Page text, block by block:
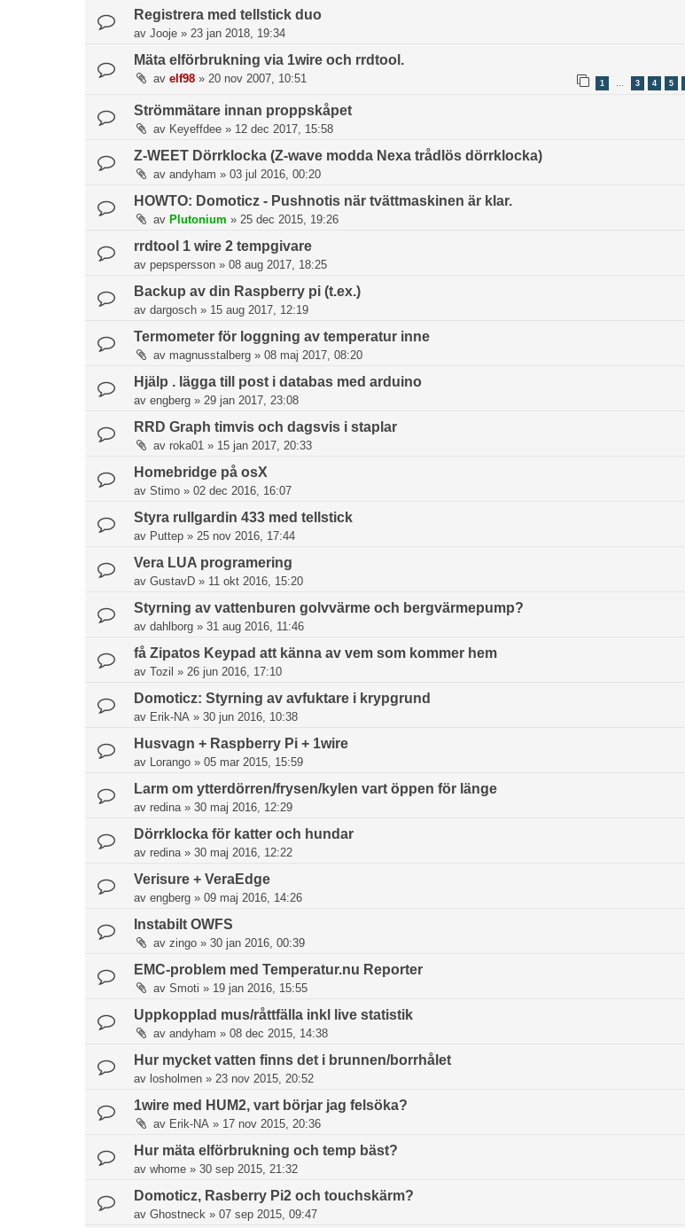
Registrera med tellstick duo
av Jooje » 23 jan 2018, 19:34
Mäta elförbrukning via 1wire och rrdtool.
av elf98 » 20 nov 2007, 10:51 1 … 3 4 5
Strömmätare innan proppskåpet
av Keyeffdee » 12 dec 2017, 15:58
Z-WEET Dörrklocka (Z-wave modda Nexa trådlös dörrklocka)
av andyham » 03 jul 2016, 00:20
HOWTO: Domoticz - Pushnotis när tvättmaskinen är klar.
av Plutonium » 25 dec 2015, 19:26
rrdtool 1 wire 2 tempgivare
av pepspersson » 08 aug 2017, 18:25
Backup av din Raspberry pi (t.ex.)
av dargosch » 15 aug 2017, 12:19
Termometer för loggning av temperatur inne
av magnusstalberg » 08 maj 2017, 08:20
Hjälp . lägga till post i databas med arduino
av engberg » 29 jan 2017, 23:08
RRD Graph timvis och dagsvis i staplar
av roka01 » 15 jan 2017, 20:33
Homebridge på osX
av Stimo » 02 dec 2016, 16:07
Styra rullgardin 433 med tellstick
av Puttep » 25 nov 2016, 17:44
Vera LUA programering
av GustavD » 11 okt 2016, 15:20
Styrning av vattenburen golvvärme och bergvärmepump?
av dahlborg » 31 aug 2016, 11:46
få Zipatos Keypad att känna av vem som kommer hem
av Tozil » 26 jun 2016, 17:10
Domoticz: Styrning av avfuktare i krypgrund
av Erik-NA » 30 jun 2016, 10:38
Husvagn + Raspberry Pi + 1wire
av Lorango » 05 mar 2015, 15:59
Larm om ytterdörren/frysen/kylen vart öppen för länge
av redina » 30 maj 2016, 12:29
Dörrklocka för katter och hundar
av redina » 30 maj 2016, 12:22
Verisure + VeraEdge
av engberg » 09 maj 2016, 14:26
Instabilt OWFS
av zingo » 30 jan 2016, 00:39
EMC-problem med Temperatur.nu Reporter
av Smoti » 19 jan 2016, 15:55
Uppkopplad mus/råttfälla inkl live statistik
av andyham » 08 dec 2015, 14:38
Hur mycket vatten finns det i brunnen/borrhålet
av losholmen » 23 nov 2015, 20:52
1wire med HUM2, vart börjar jag felsöka?
av Erik-NA » 17 nov 2015, 20:36
Hur mäta elförbrukning och temp bäst?
av whome » 30 sep 2015, 21:32
Domoticz, Rasberry Pi2 och touchskärm?
av Ghostneck » 07 sep 2015, 09:47